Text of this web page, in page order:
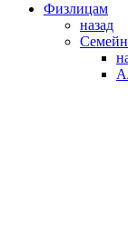
Физлицам
назад